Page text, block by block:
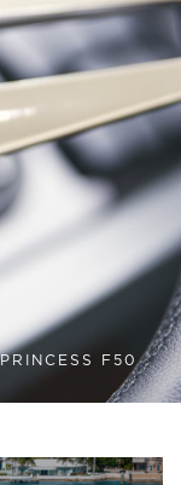
PRINCESS F50